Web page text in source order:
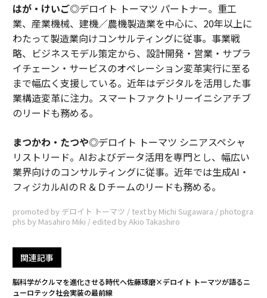
はが・けいご◎デロイト トーマツ パートナー。重工
業、産業機械、建機／農機製造業を中心に、20年以上に
わたって製造業向けコンサルティングに従事。事業戦
略、ビジネスモデル策定から、設計開発・営業・サプラ
イチェーン・サービスのオペレーション変革実行に至る
まで幅広く支援している。近年はデジタルを活用した事
業構造変革に注力。スマートファクトリーイニシアチブ
のリードも務める。
まつかわ・たつや◎デロイト トーマツ シニアスペシャ
リストリード。AIおよびデータ活用を専門とし、幅広い
業界向けのコンサルティングに従事。近年では生成AI・
フィジカルAIのＲ＆Ｄチームのリードも務める。
promoted by デロイト トーマツ / text by Michi Sugawara / photogra
phs by Masahiro Miki / edited by Akio Takashiro
関連記事
脳科学がクルマを進化させる時代へ――佐藤琢磨×デロイト トーマツが語るニ
ューロテック社会実装の最前線